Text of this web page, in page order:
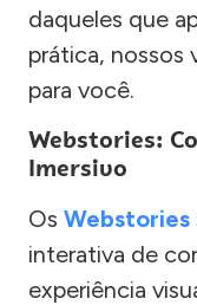
daqueles que
prática, nossos
para você.
Webstories:
Imersivo
Os Webstories
interativa de
experiência